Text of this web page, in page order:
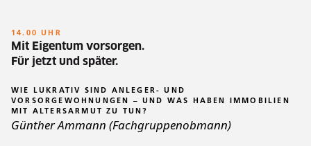
14.00 UHR
Mit Eigentum vorsorgen.
Für jetzt und später.
WIE LUKRATIV SIND ANLEGER- UND
VORSORGEWOHNUNGEN – UND WAS HABEN IMMOBILIEN
MIT ALTERSARMUT ZU TUN?
Günther Ammann (Fachgruppenobmann)